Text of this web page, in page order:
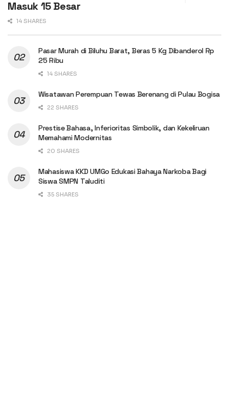
Masuk 15 Besar
14 SHARES
Pasar Murah di Biluhu Barat, Beras 5 Kg Dibanderol Rp
25 Ribu
14 SHARES
Wisatawan Perempuan Tewas Berenang di Pulau Bogisa
22 SHARES
Prestise Bahasa, Inferioritas Simbolik, dan Kekeliruan
Memahami Modernitas
20 SHARES
Mahasiswa KKD UMGo Edukasi Bahaya Narkoba Bagi
Siswa SMPN Taluditi
35 SHARES